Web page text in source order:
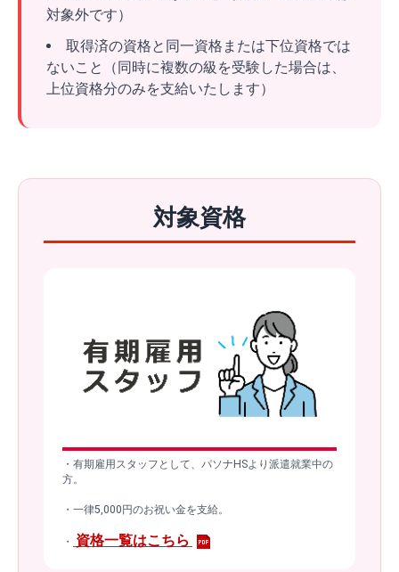
対象外です）
取得済の資格と同一資格または下位資格では
ないこと（同時に複数の級を受験した場合は、
上位資格分のみを支給いたします）
対象資格
・有期雇用スタッフとして、パソナHSより派遣就業中の
方。
・一律5,000円のお祝い金を支給。
・ 資格一覧はこちら